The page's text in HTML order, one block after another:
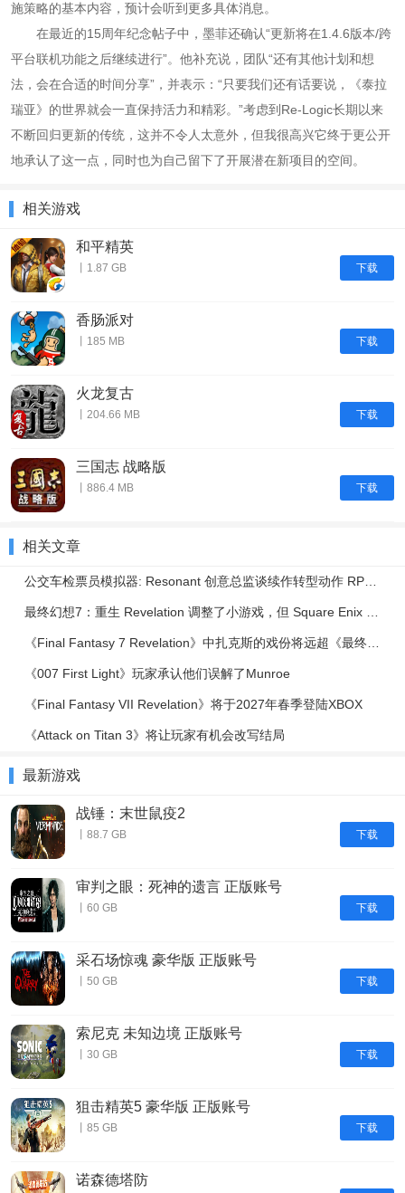
施策略的基本内容，预计会听到更多具体消息。
在最近的15周年纪念帖子中，墨菲还确认“更新将在1.4.6版本/跨
平台联机功能之后继续进行”。他补充说，团队“还有其他计划和想
法，会在合适的时间分享”，并表示：“只要我们还有话要说，《泰拉
瑞亚》的世界就会一直保持活力和精彩。”考虑到Re-Logic长期以来
不断回归更新的传统，这并不令人太意外，但我很高兴它终于更公开
地承认了这一点，同时也为自己留下了开展潜在新项目的空间。
相关游戏
下载
和平精英
丨1.87 GB
下载
香肠派对
丨185 MB
下载
火龙复古
丨204.66 MB
下载
三国志 战略版
丨886.4 MB
相关文章
公交车检票员模拟器: Resonant 创意总监谈续作转型动作 RPG | IGN Live 2026
最终幻想7：重生 Revelation 调整了小游戏，但 Square Enix 表示绝不会减少其内容
《Final Fantasy 7 Revelation》中扎克斯的戏份将远超《最终幻想7：重生》
《007 First Light》玩家承认他们误解了Munroe
《Final Fantasy VII Revelation》将于2027年春季登陆XBOX
《Attack on Titan 3》将让玩家有机会改写结局
最新游戏
下载
战锤：末世鼠疫2
丨88.7 GB
下载
审判之眼：死神的遗言 正版账号
丨60 GB
下载
采石场惊魂 豪华版 正版账号
丨50 GB
下载
索尼克 未知边境 正版账号
丨30 GB
下载
狙击精英5 豪华版 正版账号
丨85 GB
诺森德塔防